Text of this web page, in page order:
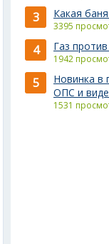
3 Какая
3395
4 Газ
1942
5
Новинка в
ОПС и
1531